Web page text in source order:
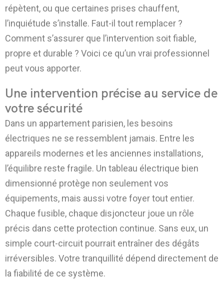
répètent, ou que certaines prises chauffent,
l’inquiétude s’installe. Faut-il tout remplacer ?
Comment s’assurer que l’intervention soit fiable,
propre et durable ? Voici ce qu’un vrai professionnel
peut vous apporter.
Une intervention précise au service de
votre sécurité
Dans un appartement parisien, les besoins
électriques ne se ressemblent jamais. Entre les
appareils modernes et les anciennes installations,
l’équilibre reste fragile. Un tableau électrique bien
dimensionné protège non seulement vos
équipements, mais aussi votre foyer tout entier.
Chaque fusible, chaque disjoncteur joue un rôle
précis dans cette protection continue. Sans eux, un
simple court-circuit pourrait entraîner des dégâts
irréversibles. Votre tranquillité dépend directement de
la fiabilité de ce système.